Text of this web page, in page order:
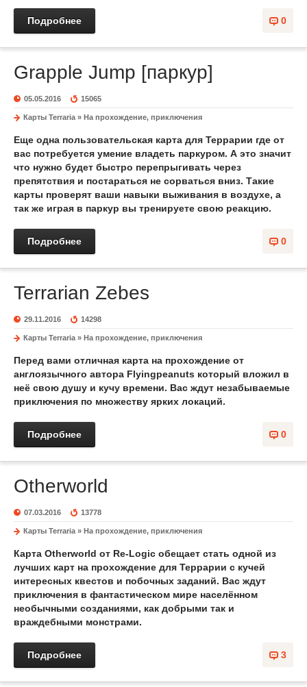
0
Подробнее
Grapple Jump [паркур]
05.05.2016 15065
Карты Terraria » На прохождение, приключения
Еще одна пользовательская карта для Террарии где от
вас потребуется умение владеть паркуром. А это значит
что нужно будет быстро перепрыгивать через
препятствия и постараться не сорваться вниз. Такие
карты проверят ваши навыки выживания в воздухе, а
так же играя в паркур вы тренируете свою реакцию.
0
Подробнее
Terrarian Zebes
29.11.2016 14298
Карты Terraria » На прохождение, приключения
Перед вами отличная карта на прохождение от
англоязычного автора Flyingpeanuts который вложил в
неё свою душу и кучу времени. Вас ждут незабываемые
приключения по множеству ярких локаций.
0
Подробнее
Otherworld
07.03.2016 13778
Карты Terraria » На прохождение, приключения
Карта Otherworld от Re-Logic обещает стать одной из
лучших карт на прохождение для Террарии с кучей
интересных квестов и побочных заданий. Вас ждут
приключения в фантастическом мире населённом
необычными созданиями, как добрыми так и
враждебными монстрами.
3
Подробнее